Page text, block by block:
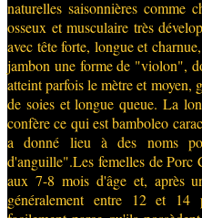
naturelles saisonnières comme
osseux et musculaire très
avec tête forte, longue et
jambon une forme de "violon",
atteint parfois le mètre et moyen,
de soies et longue queue. La
confère ce qui est bamboleo
a donné lieu à des noms
d'anguille".Les femelles de Porc
aux 7-8 mois d'âge et, après
généralement entre 12 et 14